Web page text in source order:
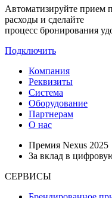
Автоматизируйте прием
расходы и сделайте
процесс бронирования
Подключить
Компания
Реквизиты
Система
Оборудование
Партнерам
О нас
Премия Nexus 2025
За вклад в
СЕРВИСЫ